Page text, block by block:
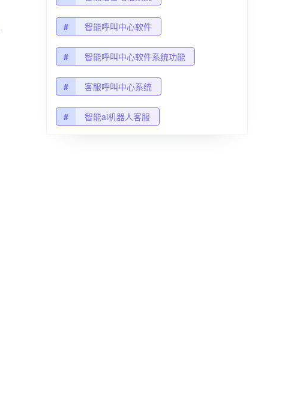
# 智能呼叫中心软件
# 智能呼叫中心软件系统功能
# 客服呼叫中心系统
# 智能ai机器人客服